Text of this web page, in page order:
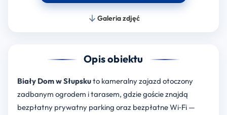
Galeria zdjęć
Opis obiektu
Biały Dom w Słupskuto kameralny zajazd otoczony
zadbanym ogrodem i tarasem, gdzie goście znajdą
bezpłatny prywatny parking oraz bezpłatne Wi‑Fi —